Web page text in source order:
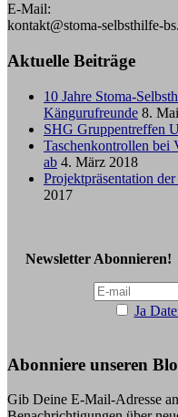
E-Mail:
kontakt@stoma-selbsthilfe-
Aktuelle Beiträge
10 Jahre Stoma-
Kängurufreunde 8.
SHG Gruppentreffen
Taschenkontrollen bei
ab 4. März 2018
Projektpräsentation
2017
Newsletter Abonnieren!
Ja
Abonniere unseren
Gib Deine E-Mail-Adresse